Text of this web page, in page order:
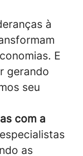
à
E
gerando
seu
com a
as